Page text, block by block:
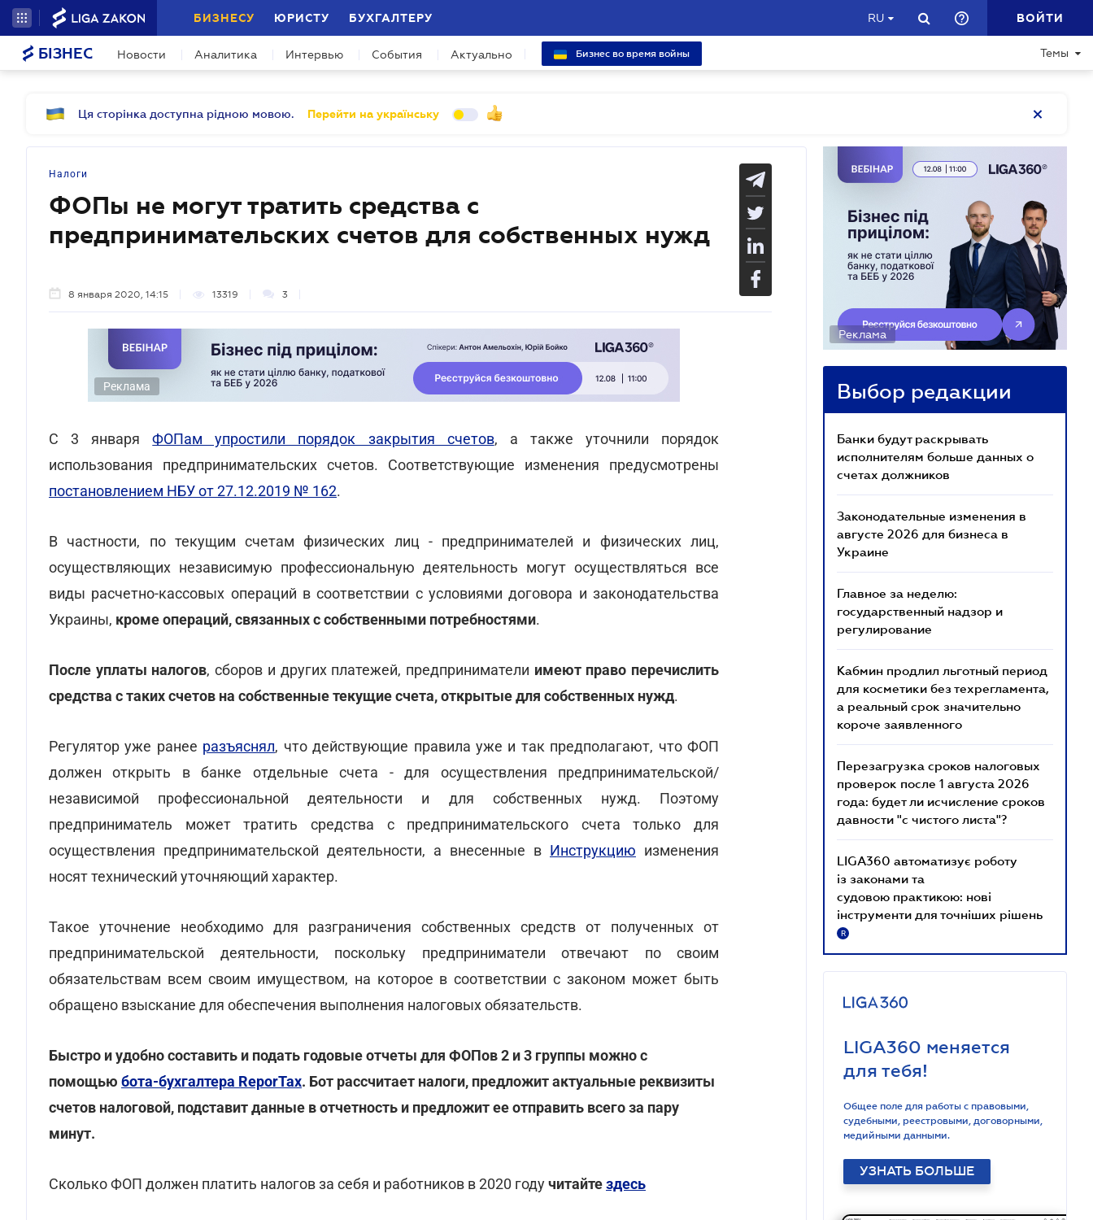
БИЗНЕСУ ЮРИСТУ БУХГАЛТЕРУ RU ВОЙТИ
БІЗНЕС Новости Аналитика Интервью События Актуально Бизнес во время войны Темы
Ця сторінка доступна рідною мовою. Перейти на українську
Налоги
ФОПы не могут тратить средства с
предпринимательских счетов для собственных нужд
8 января 2020, 14:15 13319 3
Реклама
С 3 январяФОПам упростили порядок закрытия счетов, а также уточнили порядок
использования предпринимательских счетов. Соответствующие изменения предусмотрены
постановлением НБУ от 27.12.2019 № 162.
В частности, по текущим счетам физических лиц - предпринимателей и физических лиц,
осуществляющих независимую профессиональную деятельность могут осуществляться все
виды расчетно-кассовых операций в соответствии с условиями договора и законодательства
Украины, кроме операций, связанных с собственными потребностями.
После уплаты налогов, сборов и других платежей, предприниматели имеют право перечислить
средства с таких счетов на собственные текущие счета, открытые для собственных нужд.
Регулятор уже ранее разъяснял, что действующие правила уже и так предполагают, что ФОП
должен открыть в банке отдельные счета - для осуществления предпринимательской/
независимой профессиональной деятельности и для собственных нужд. Поэтому
предприниматель может тратить средства с предпринимательского счета только для
осуществления предпринимательской деятельности, а внесенные в Инструкцию изменения
носят технический уточняющий характер.
Такое уточнение необходимо для разграничения собственных средств от полученных от
предпринимательской деятельности, поскольку предприниматели отвечают по своим
обязательствам всем своим имуществом, на которое в соответствии с законом может быть
обращено взыскание для обеспечения выполнения налоговых обязательств.
Быстро и удобно составить и подать годовые отчеты для ФОПов 2 и 3 группы можно с
помощью бота-бухгалтера ReporTax. Бот рассчитает налоги, предложит актуальные реквизиты
счетов налоговой, подставит данные в отчетность и предложит ее отправить всего за пару
минут.
Сколько ФОП должен платить налогов за себя и работников в 2020 годучитайтездесь
Реклама
Выбор редакции
Банки будут раскрывать
исполнителям больше данных о
счетах должников
Законодательные изменения в
августе 2026 для бизнеса в
Украине
Главное за неделю:
государственный надзор и
регулирование
Кабмин продлил льготный период
для косметики без техрегламента,
а реальный срок значительно
короче заявленного
Перезагрузка сроков налоговых
проверок после 1 августа 2026
года: будет ли исчисление сроков
давности "с чистого листа"?
LIGA360 автоматизує роботу
із законами та
судовою практикою: нові
інструменти для точніших рішень
R
LIGA360 меняется
для тебя!
Общее поле для работы с правовыми,
судебными, реестровыми, договорными,
медийными данными.
УЗНАТЬ БОЛЬШЕ